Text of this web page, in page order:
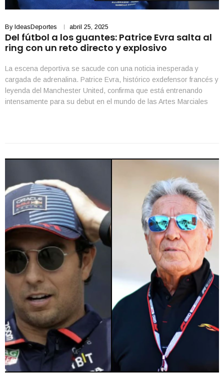
By IdeasDeportes abril 25, 2025
Del fútbol a los guantes: Patrice Evra salta al
ring con un reto directo y explosivo
La escena deportiva se sacude con una noticia inesperada y
cargada de adrenalina. Patrice Evra, histórico exdefensor francés y
leyenda del Manchester United, confirma que está entrenando
intensamente para su debut en el mundo de las Artes Marciales